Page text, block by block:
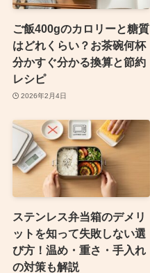
ご飯400gのカロリーと糖質
はどれくらい？お茶碗何杯
分かすぐ分かる換算と節約
レシピ
2026年2月4日
ステンレス弁当箱のデメリ
ットを知って失敗しない選
び方！温め・重さ・手入れ
の対策も解説